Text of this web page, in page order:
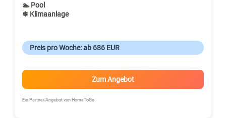
🏊 Pool
❄ Klimaanlage
Preis pro Woche: ab 686 EUR
Zum Angebot
Ein Partner-Angebot von HomeToGo